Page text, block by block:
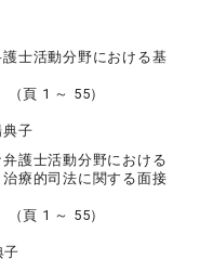
士活動分野における基
頁 1 ～ 55）
子
弁護士活動分野における
療的司法に関する面接
頁 1 ～ 55）
子